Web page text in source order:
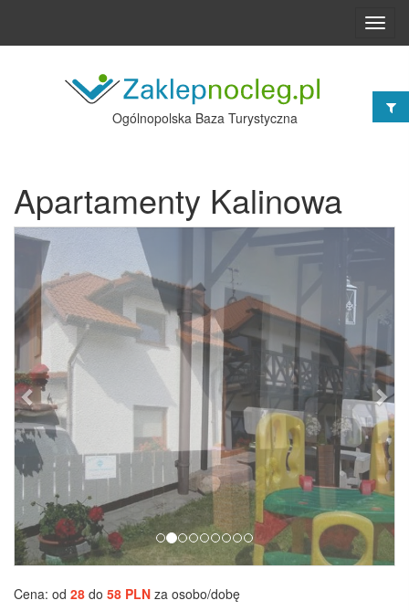
Ogólnopolska Baza Turystyczna
Apartamenty Kalinowa
Poprzednie
Cena: od 28 do 58 PLN za osobo/dobę